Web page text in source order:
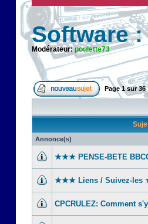
Software
Modérateur:poulette73
Page1sur36
Annonce(s)
★★★ PENSE-BETE
★★★ Liens / Suivez-
CPCRULEZ: Comment